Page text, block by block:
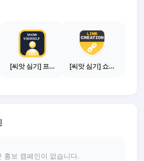
[씨앗 심기] 프로필 사진 등록하기 [씨앗 심기] 쇼핑몰 링크 발급하기 - 제휴몰 10곳
홍보 캠페인이 없습니다.